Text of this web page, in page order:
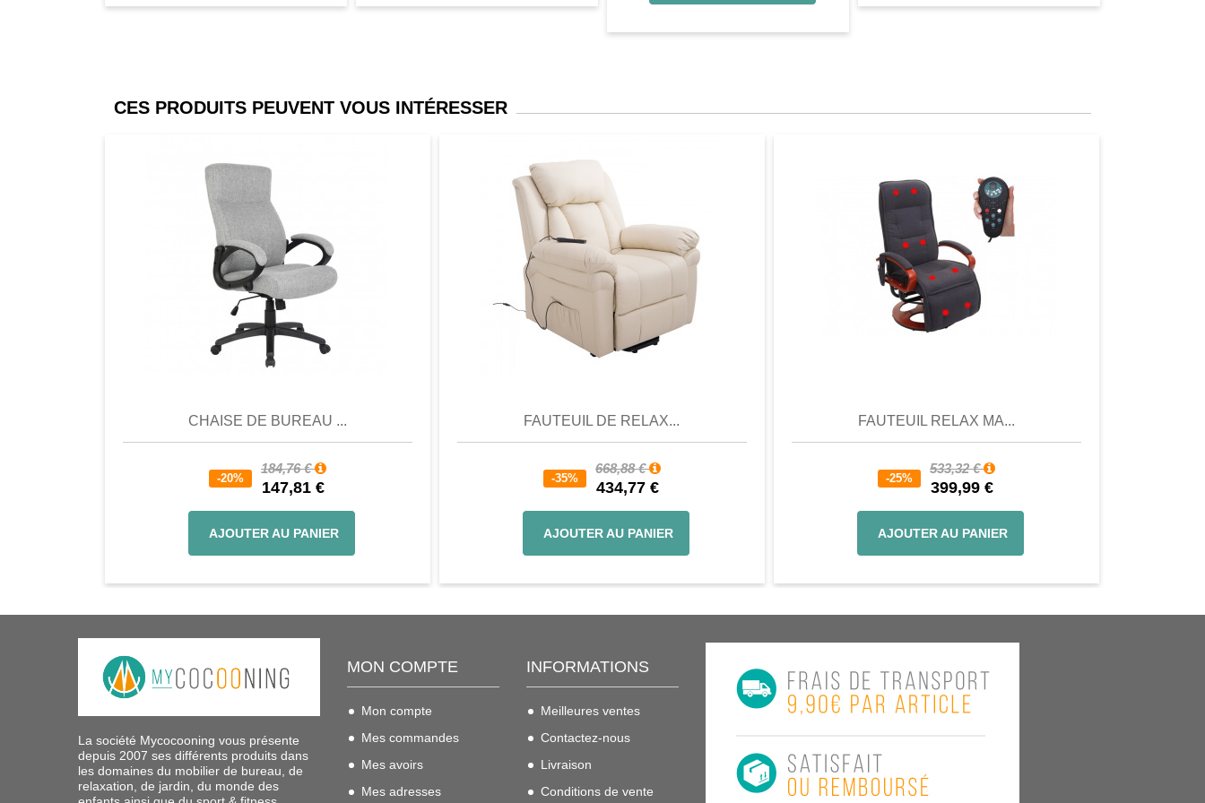
CES PRODUITS PEUVENT VOUS INTÉRESSER
CHAISE DE BUREAU ...
-20%
184,76 €
147,81 €
AJOUTER AU PANIER
Favori
FAUTEUIL DE RELAX...
-35%
668,88 €
434,77 €
AJOUTER AU PANIER
Favori
FAUTEUIL RELAX MA...
-25%
533,32 €
399,99 €
AJOUTER AU PANIER
La société Mycocooning vous présente
depuis 2007 ses différents produits dans
les domaines du mobilier de bureau, de
relaxation, de jardin, du monde des
MON COMPTE
Mon compte
Mes commandes
Mes avoirs
Mes adresses
INFORMATIONS
Meilleures ventes
Contactez-nous
Livraison
Conditions de vente